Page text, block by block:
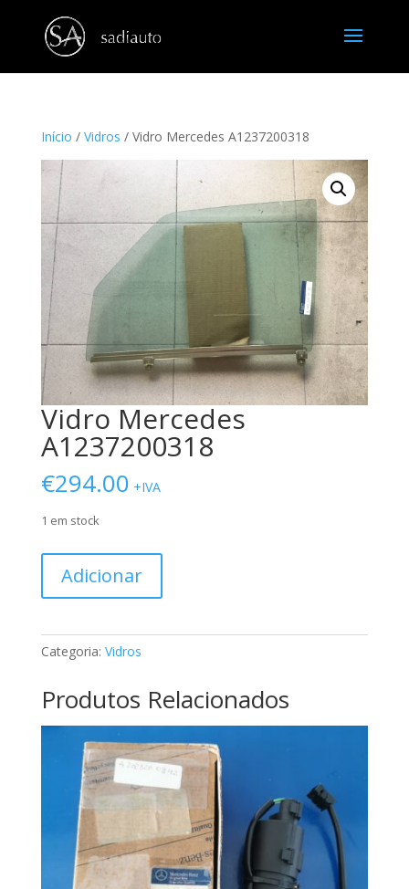
Início / Vidros / Vidro Mercedes A1237200318
Vidro Mercedes
A1237200318
€294.00 +IVA
1 em stock
Vidro
A1237200318
Adicionar
Categoria: Vidros
Produtos Relacionados